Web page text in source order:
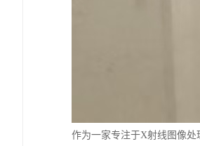
作为一家专注于X射线图像